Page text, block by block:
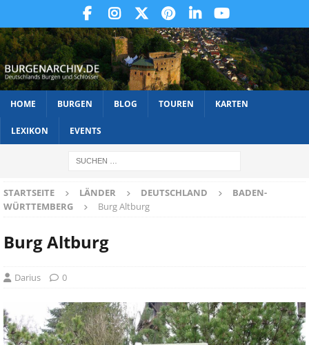
HOME BURGEN BLOG TOUREN KARTEN
LEXIKON EVENTS
STARTSEITE LÄNDER DEUTSCHLAND
BADEN-
WÜRTTEMBERG
Burg Altburg
Burg Altburg
Darius 0